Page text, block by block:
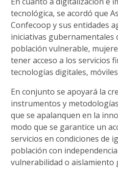
tecnológica, se acordó que
Confecoop y sus entidades
iniciativas gubernamentales
población vulnerable,
tener acceso a los servicios
tecnologías digitales,
En conjunto se apoyará la
instrumentos y
que se apalanquen en la
modo que se garantice un
servicios en condiciones de
población con
vulnerabilidad o aislamiento